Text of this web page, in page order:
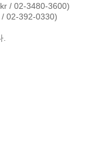
/ 02-3480-3600)
/ 02-392-0330)